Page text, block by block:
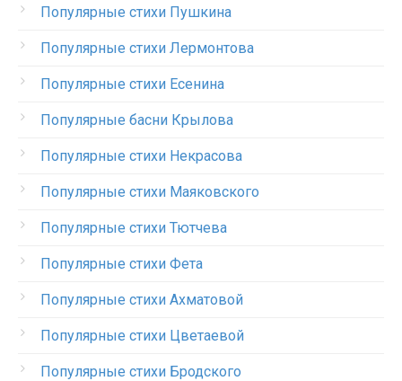
Популярные стихи Пушкина
Популярные стихи Лермонтова
Популярные стихи Есенина
Популярные басни Крылова
Популярные стихи Некрасова
Популярные стихи Маяковского
Популярные стихи Тютчева
Популярные стихи Фета
Популярные стихи Ахматовой
Популярные стихи Цветаевой
Популярные стихи Бродского